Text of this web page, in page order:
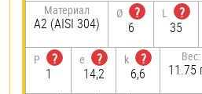
Материал
А2 (AISI 304)
Ø
?
6
L
?
35
P
?
1
e
?
14,2
k
?
6,6
Вес:
11.75